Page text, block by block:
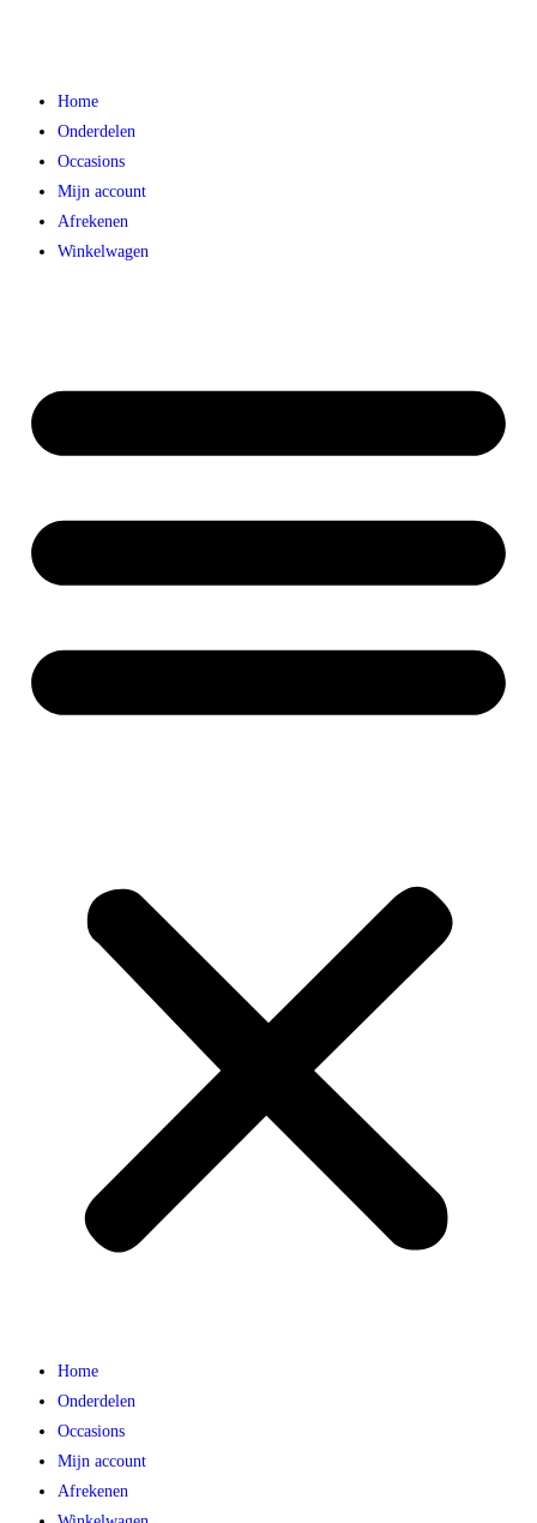
Home
Onderdelen
Occasions
Mijn account
Afrekenen
Winkelwagen
Home
Onderdelen
Occasions
Mijn account
Afrekenen